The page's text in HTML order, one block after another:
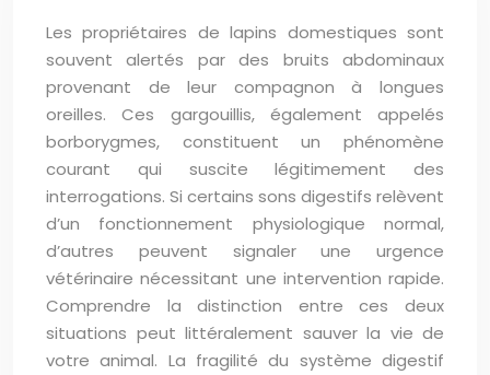
Les propriétaires de lapins domestiques sont
souvent alertés par des bruits abdominaux
provenant de leur compagnon à longues
oreilles. Ces gargouillis, également appelés
borborygmes, constituent un phénomène
courant qui suscite légitimement des
interrogations. Si certains sons digestifs relèvent
d’un fonctionnement physiologique normal,
d’autres peuvent signaler une urgence
vétérinaire nécessitant une intervention rapide.
Comprendre la distinction entre ces deux
situations peut littéralement sauver la vie de
votre animal. La fragilité du système digestif